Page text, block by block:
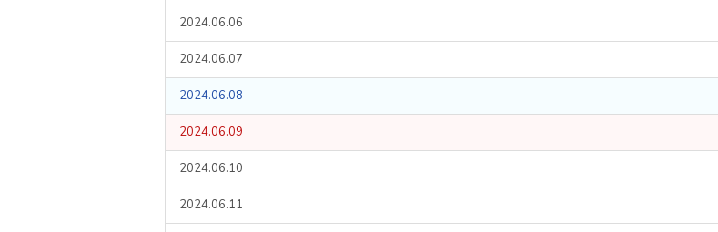
2024.06.06
2024.06.07
2024.06.08
2024.06.09
2024.06.10
2024.06.11